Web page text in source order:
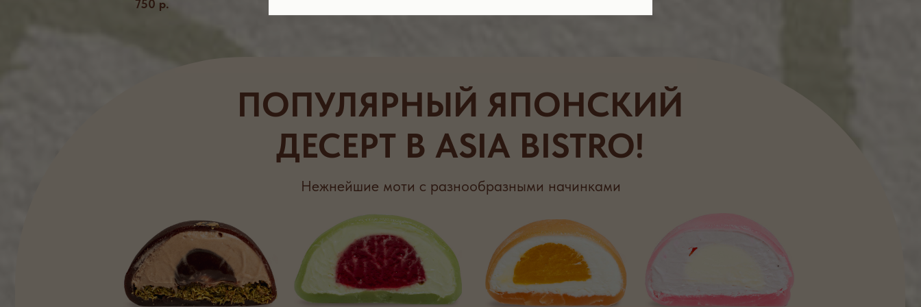
750 р.
Манго-маракуйя Питахая-пломбир
Фисташка-Малина
Оплата бонусами до 20% от счета
БОНУСНАЯ КАРТА